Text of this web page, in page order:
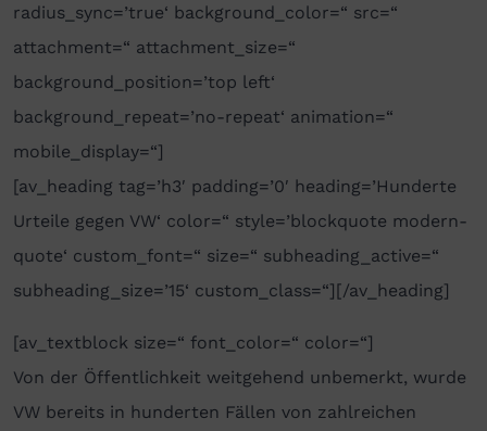
radius_sync=’true‘ background_color=“ src=“
attachment=“ attachment_size=“
background_position=’top left‘
background_repeat=’no-repeat‘ animation=“
mobile_display=“]
[av_heading tag=’h3′ padding=’0′ heading=’Hunderte
Urteile gegen VW‘ color=“ style=’blockquote modern-
quote‘ custom_font=“ size=“ subheading_active=“
subheading_size=’15‘ custom_class=“][/av_heading]
[av_textblock size=“ font_color=“ color=“]
Von der Öffentlichkeit weitgehend unbemerkt, wurde
VW bereits in hunderten Fällen von zahlreichen